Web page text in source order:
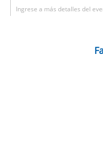
Ingrese a más detalles del